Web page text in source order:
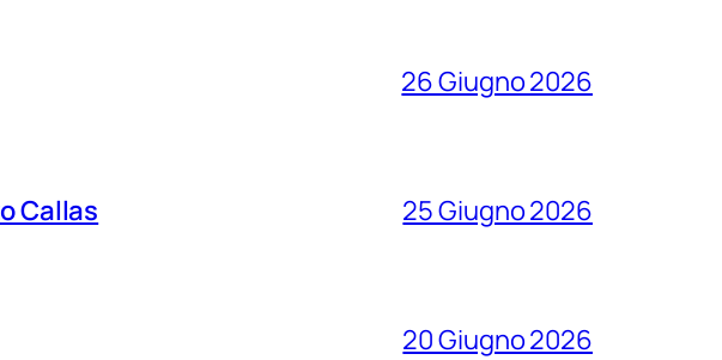
26 Giugno 2026
Callas 25 Giugno 2026
20 Giugno 2026